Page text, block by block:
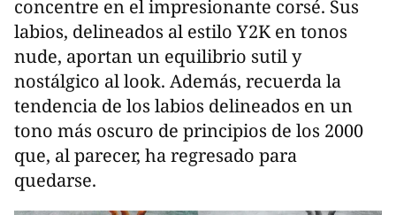
concentre en el impresionante corsé. Sus
labios, delineados al estilo Y2K en tonos
nude, aportan un equilibrio sutil y
nostálgico al look. Además, recuerda la
tendencia de los labios delineados en un
tono más oscuro de principios de los 2000
que, al parecer, ha regresado para
quedarse.